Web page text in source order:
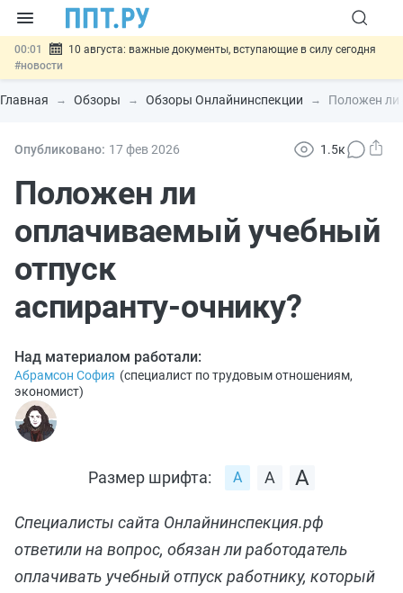
00:01
10 августа: важные документы, вступающие в силу сегодня
#новости
07.08 Подписан закон о блокировке продажи опасных товаров через
«Честный знак»#новости
07.08 Госпошлину за устранение ошибок в документах предлагают
07.08
отношений #новости
Главная Обзоры Обзоры Онлайнинспекции Положен ли
Опубликовано: 17 фев2026 1.5к
Положен ли
оплачиваемый учебный
отпуск
аспиранту‑очнику?
Над материалом работали:
Абрамсон София (специалист по трудовым отношениям,
экономист)
Размер шрифта:
Специалисты сайта Онлайнинспекция.рф
ответили на вопрос, обязан ли работодатель
оплачивать учебный отпуск работнику, который